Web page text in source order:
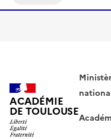
ACADÉMIE
DE TOULOUSE